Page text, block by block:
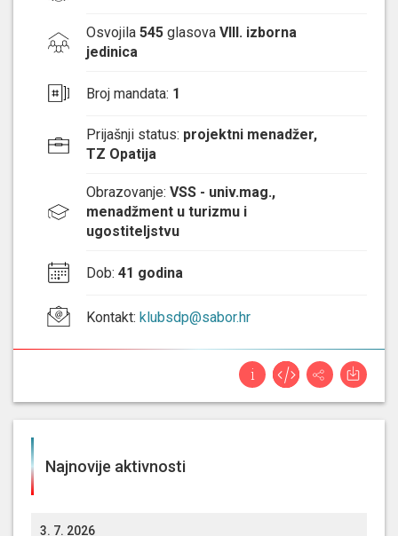
Osvojila 545 glasova VIII. izborna
jedinica
Broj mandata: 1
Prijašnji status: projektni menadžer,
TZ Opatija
Obrazovanje: VSS - univ.mag.,
menadžment u turizmu i
ugostiteljstvu
Dob: 41 godina
Kontakt: klubsdp@sabor.hr
Najnovije aktivnosti
3. 7. 2026